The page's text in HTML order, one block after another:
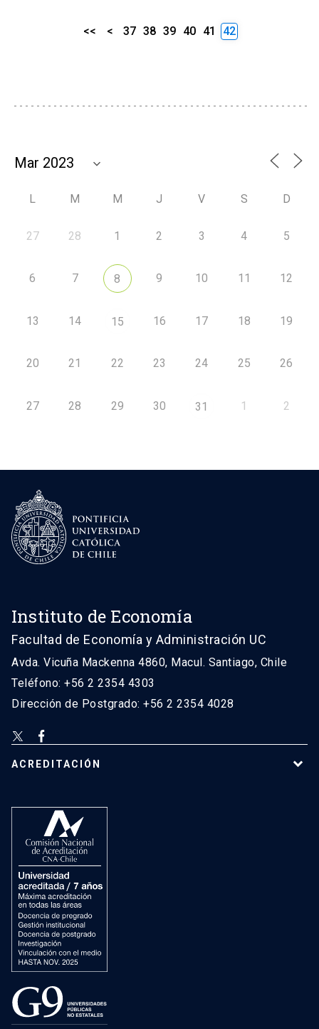
<< < 37 38 39 40 41 42
L M M J V S D
27 28 1 2 3 4 5
6 7 8 9 10 11 12
13 14 15 16 17 18 19
20 21 22 23 24 25 26
27 28 29 30 31 1 2
Instituto de Economía
Facultad de Economía y Administración UC
Avda. Vicuña Mackenna 4860, Macul. Santiago, Chile
Teléfono: +56 2 2354 4303
Dirección de Postgrado: +56 2 2354 4028
ACREDITACIÓN